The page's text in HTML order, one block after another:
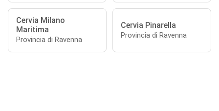
Cervia Milano
Maritima
Provincia di Ravenna
Cervia Pinarella
Provincia di Ravenna